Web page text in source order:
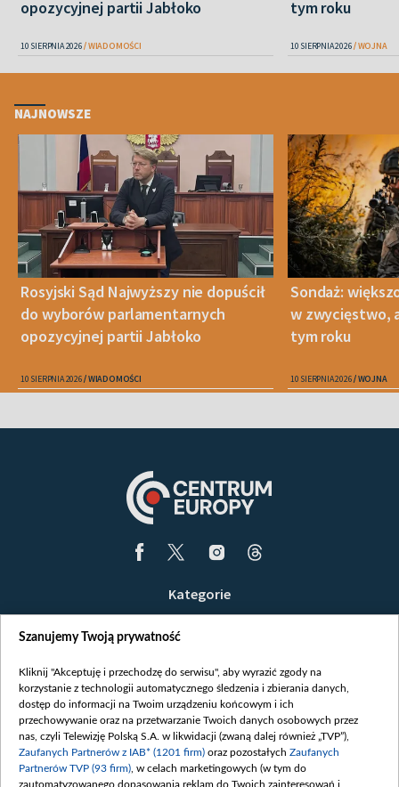
opozycyjnej partii Jabłoko
10 SIERPNIA 2026 WIADOMOŚCI
tym roku
10 SIERPNIA 2026 WOJNA
NAJNOWSZE
Rosyjski Sąd Najwyższy nie dopuścił
do wyborów parlamentarnych
opozycyjnej partii Jabłoko
10 SIERPNIA 2026 WIADOMOŚCI
Sondaż:
w zwycięstwo,
tym roku
10 SIERPNIA 2026 WOJNA
Kategorie
Opinie
Białoruś / Polska
Czytelnia
Centrum Europy
O nas
Szanujemy Twoją prywatność
Kliknij "Akceptuję i przechodzę do serwisu", aby wyrazić zgody na
korzystanie z technologii automatycznego śledzenia i zbierania danych,
dostęp do informacji na Twoim urządzeniu końcowym i ich
przechowywanie oraz na przetwarzanie Twoich danych osobowych przez
nas, czyli Telewizję Polską S.A. w likwidacji (zwaną dalej również „TVP”),
Zaufanych Partnerów z IAB* (1201 firm) oraz pozostałych Zaufanych
Partnerów TVP (93 firm) , w celach marketingowych (w tym do
zautomatyzowanego dopasowania reklam do Twoich zainteresowań i